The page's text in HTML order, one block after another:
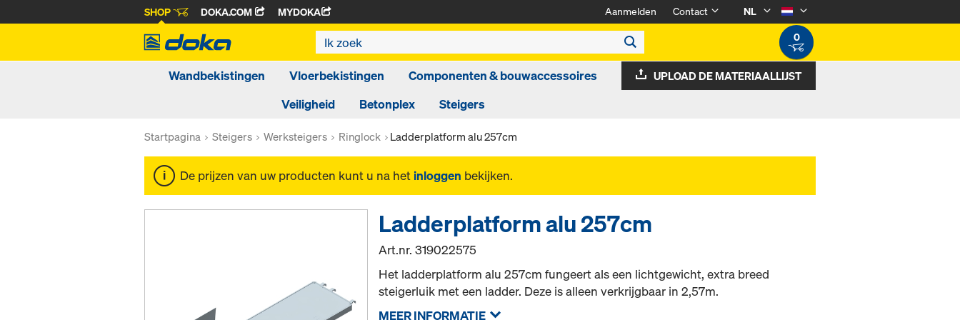
SHOP DOKA.COM MYDOKA Aanmelden Contact
NL
0
Wandbekistingen Vloerbekistingen
Componenten & bouwaccessoires
Veiligheid
Betonplex Steigers
UPLOAD DE MATERIAALLIJST
Startpagina Steigers Werksteigers Ringlock Ladderplatform alu 257cm
De prijzen van uw producten kunt u na het inloggen bekijken.
Ladderplatform alu 257cm
Art.nr.319022575
Het ladderplatform alu 257cm fungeert als een lichtgewicht, extra breed
steigerluik met een ladder. Deze is alleen verkrijgbaar in 2,57m.
MEER INFORMATIE